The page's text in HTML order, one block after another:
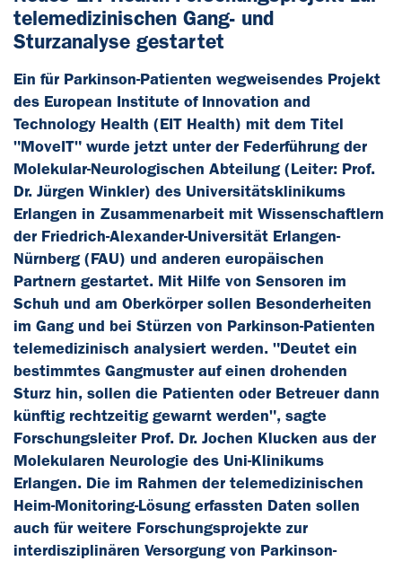
telemedizinischen Gang- und
Sturzanalyse gestartet
Ein für Parkinson-Patienten wegweisendes Projekt
des European Institute of Innovation and
Technology Health (EIT Health) mit dem Titel
"MoveIT" wurde jetzt unter der Federführung der
Molekular-Neurologischen Abteilung (Leiter: Prof.
Dr. Jürgen Winkler) des Universitätsklinikums
Erlangen in Zusammenarbeit mit Wissenschaftlern
der Friedrich-Alexander-Universität Erlangen-
Nürnberg (FAU) und anderen europäischen
Partnern gestartet. Mit Hilfe von Sensoren im
Schuh und am Oberkörper sollen Besonderheiten
im Gang und bei Stürzen von Parkinson-Patienten
telemedizinisch analysiert werden. "Deutet ein
bestimmtes Gangmuster auf einen drohenden
Sturz hin, sollen die Patienten oder Betreuer dann
künftig rechtzeitig gewarnt werden", sagte
Forschungsleiter Prof. Dr. Jochen Klucken aus der
Molekularen Neurologie des Uni-Klinikums
Erlangen. Die im Rahmen der telemedizinischen
Heim-Monitoring-Lösung erfassten Daten sollen
auch für weitere Forschungsprojekte zur
interdisziplinären Versorgung von Parkinson-